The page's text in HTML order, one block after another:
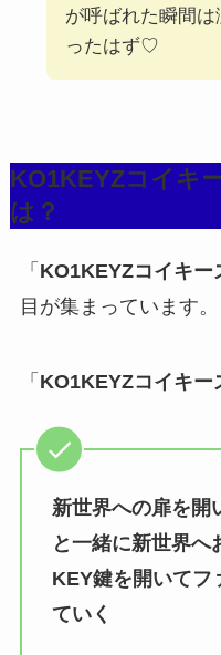
が呼ばれた瞬間
ったはず♡
KO1KEYZコイキ
は？
「 KO1KEYZコイキー
目が集まっています。
「 KO1KEYZコイキー
新世界への扉を開
と一緒に新世界へ
KEY鍵を開いてフ
ていく